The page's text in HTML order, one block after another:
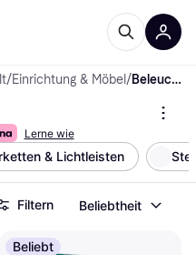
/Einrichtung & Möbel / Beleuchtung
Lerne wie
& Lichtleisten
Filtern Beliebtheit
Beliebt